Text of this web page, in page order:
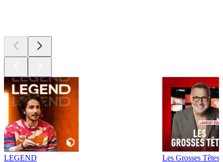
LEGEND
Les Grosses Têtes